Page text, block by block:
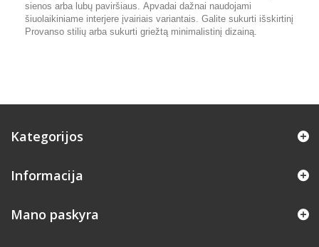
sienos arba lubų paviršiaus. Apvadai dažnai naudojami
šiuolaikiniame interjere įvairiais variantais. Galite sukurti išskirtinį
Provanso stilių arba sukurti griežtą minimalistinį dizainą.
Kategorijos
Informacija
Mano paskyra